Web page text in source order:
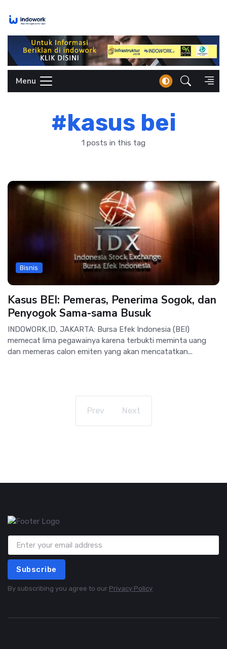
Menu
#kasus bei
1 posts in this tag
Bisnis
Kasus BEI: Pemeras, Penerima Sogok, dan
Penyogok Sama-sama Busuk
INDOWORK,ID, JAKARTA: Bursa Efek Indonesia (BEI)
memecat lima pegawainya karena terbukti meminta uang
dan memeras calon emiten yang akan mencatatkan...
Prev Next
Subscribe
By subscribing you agree to our Privacy Policy